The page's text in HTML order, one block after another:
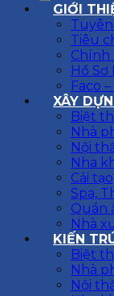
GIỚI
Tiêu
Chính
Hồ Sơ
Faco
XÂY
Biệt
Nhà
Nội
Nha
Cải
Spa,
Quán
Nhà
KIẾN
Biệt
Nhà
Nội